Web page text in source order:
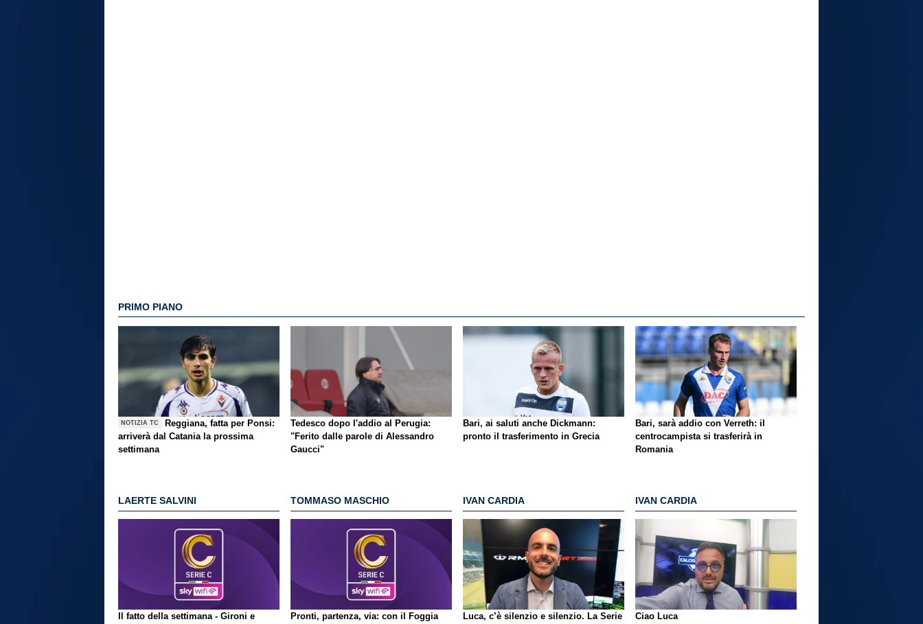
PRIMO PIANO
NOTIZIA TC
Reggiana, fatta per Ponsi:
arriverà dal Catania la prossima
settimana
Tedesco dopo l'addio al Perugia:
"Ferito dalle parole di Alessandro
Gaucci"
Bari, ai saluti anche Dickmann:
pronto il trasferimento in Grecia
Bari, sarà addio con Verreth: il
centrocampista si trasferirà in
Romania
LAERTE SALVINI
Il fatto della settimana - Gironi e
TOMMASO MASCHIO
Pronti, partenza, via: con il Foggia
IVAN CARDIA
Luca, c’è silenzio e silenzio. La Serie
IVAN CARDIA
Ciao Luca